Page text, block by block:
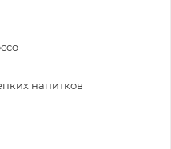
напитков